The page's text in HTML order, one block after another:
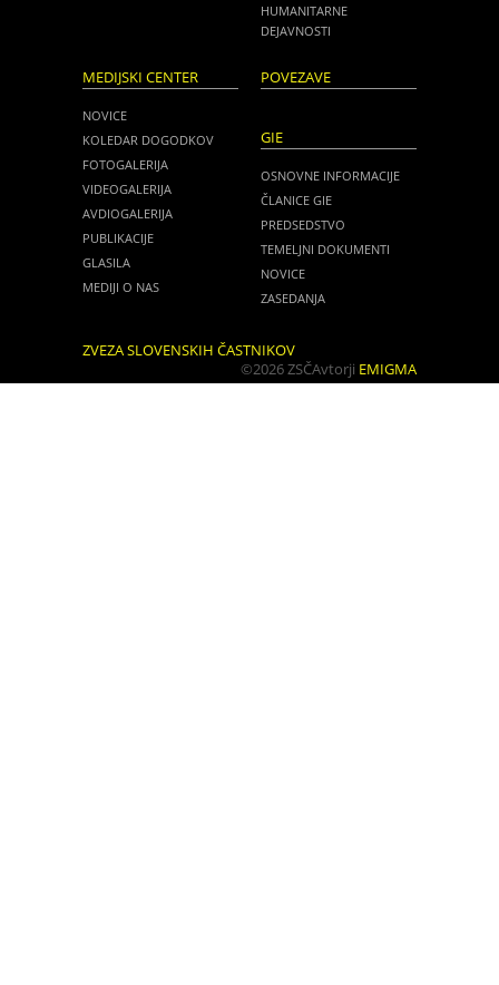
HUMANITARNE
DEJAVNOSTI
MEDIJSKI CENTER
NOVICE
KOLEDAR DOGODKOV
FOTOGALERIJA
VIDEOGALERIJA
AVDIOGALERIJA
PUBLIKACIJE
GLASILA
MEDIJI O NAS
POVEZAVE
GIE
OSNOVNE INFORMACIJE
ČLANICE GIE
PREDSEDSTVO
TEMELJNI DOKUMENTI
NOVICE
ZASEDANJA
ZVEZA SLOVENSKIH ČASTNIKOV
©2026 ZSČAvtorji EMIGMA